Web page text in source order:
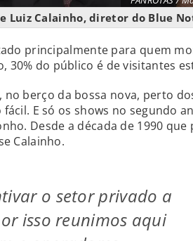
Luiz Calainho, diretor do Blue
principalmente para quem
30% do público é de visitantes
no berço da bossa nova, perto
E só os shows no segundo
Desde a década de 1990 que
Calainho.
o setor privado a
isso reunimos aqui